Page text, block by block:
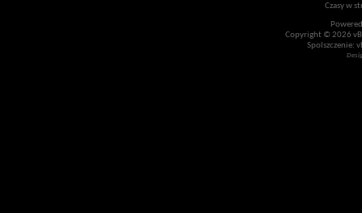
Czasy w
Copyright © 2026
Spolszczenie: